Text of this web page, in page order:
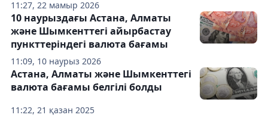
11:27, 22 мамыр 2026
11:09, 10 наурыз 2026
10 наурыздағы Астана, Алматы
және Шымкенттегі айырбастау
пункттеріндегі валюта бағамы
11:22, 21 қазан 2025
Астана, Алматы және Шымкенттегі
валюта бағамы белгілі болды